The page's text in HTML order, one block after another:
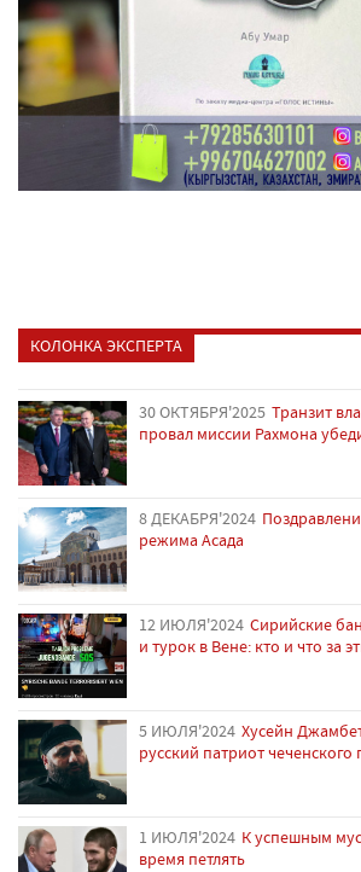
КОЛОНКА ЭКСПЕРТА
30 ОКТЯБРЯ'2025 Транзит
провал миссии Рахмона
8 ДЕКАБРЯ'2024
режима Асада
12 ИЮЛЯ'2024 Сирийские
и турок в Вене: кто и что за
5 ИЮЛЯ'2024 Хусейн
русский патриот
1 ИЮЛЯ'2024 К успешным
время петлять